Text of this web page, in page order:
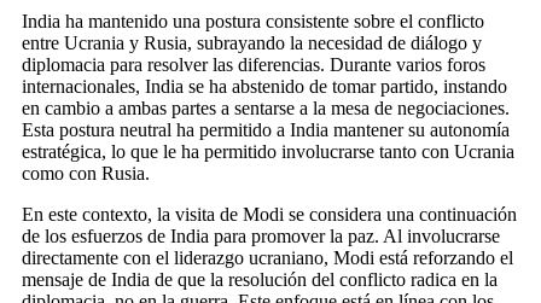
India ha mantenido una postura consistente sobre el conflicto
entre Ucrania y Rusia, subrayando la necesidad de diálogo y
diplomacia para resolver las diferencias. Durante varios foros
internacionales, India se ha abstenido de tomar partido, instando
en cambio a ambas partes a sentarse a la mesa de negociaciones.
Esta postura neutral ha permitido a India mantener su autonomía
estratégica, lo que le ha permitido involucrarse tanto con Ucrania
como con Rusia.
En este contexto, la visita de Modi se considera una continuación
de los esfuerzos de India para promover la paz. Al involucrarse
directamente con el liderazgo ucraniano, Modi está reforzando el
mensaje de India de que la resolución del conflicto radica en la